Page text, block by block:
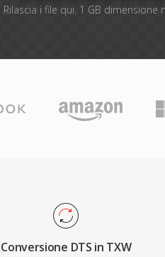
Rilascia i file qui. 1 GB
Conversione DTS in TXW